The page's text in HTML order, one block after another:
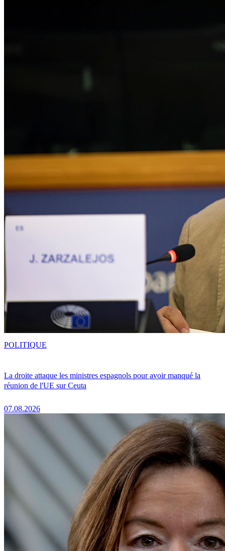
La droite attaque les ministres espagnols pour avoir manqué la
réunion de l'UE sur Ceuta
07.08.2026
POLITIQUE